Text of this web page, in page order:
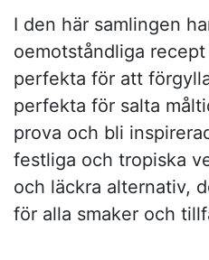
I den här samlingen
oemotståndliga
perfekta för att
perfekta för salta
prova och bli
festliga och tropiska
och läckra alternativ,
för alla smaker och